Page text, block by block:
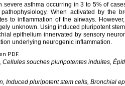
asthma occurring in 3 to 5% of
When activated by the
to inflammation of the airways.
unknown. Using induced pluripotent
epithelium innervated by sensory
underlying neurogenic inflammation.
PDF.
souches pluripotentes induites,
Induced pluripotent stem cells, Bronchial